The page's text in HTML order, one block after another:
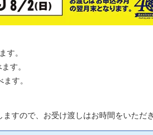
す。
す。
す。
すので、お受け渡しはお時間をいただき